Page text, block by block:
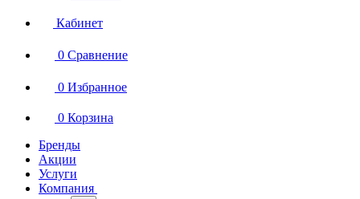
Кабинет
0 Сравнение
0 Избранное
0 Корзина
Бренды
Акции
Услуги
Компания